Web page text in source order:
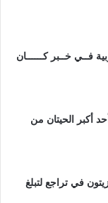
فــي خــبر كــــــان
أكبر الحيتان من
في تراجع لتبلغ